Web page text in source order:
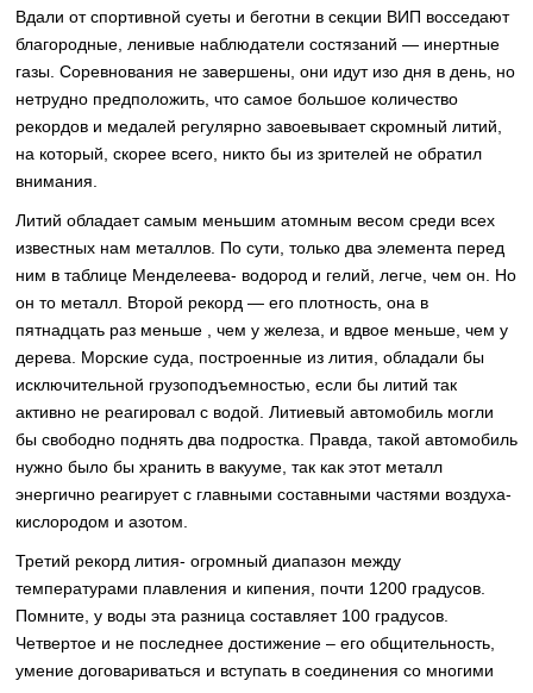
Вдали от спортивной суеты и беготни в секции ВИП восседают
благородные, ленивые наблюдатели состязаний — инертные
газы. Соревнования не завершены, они идут изо дня в день, но
нетрудно предположить, что самое большое количество
рекордов и медалей регулярно завоевывает скромный литий,
на который, скорее всего, никто бы из зрителей не обратил
внимания.
Литий обладает самым меньшим атомным весом среди всех
известных нам металлов. По сути, только два элемента перед
ним в таблице Менделеева- водород и гелий, легче, чем он. Но
он то металл. Второй рекорд — его плотность, она в
пятнадцать раз меньше , чем у железа, и вдвое меньше, чем у
дерева. Морские суда, построенные из лития, обладали бы
исключительной грузоподъемностью, если бы литий так
активно не реагировал с водой. Литиевый автомобиль могли
бы свободно поднять два подростка. Правда, такой автомобиль
нужно было бы хранить в вакууме, так как этот металл
энергично реагирует с главными составными частями воздуха-
кислородом и азотом.
Третий рекорд лития- огромный диапазон между
температурами плавления и кипения, почти 1200 градусов.
Помните, у воды эта разница составляет 100 градусов.
Четвертое и не последнее достижение – его общительность,
умение договариваться и вступать в соединения со многими